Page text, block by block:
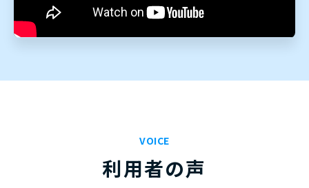
VOICE
利用者の声